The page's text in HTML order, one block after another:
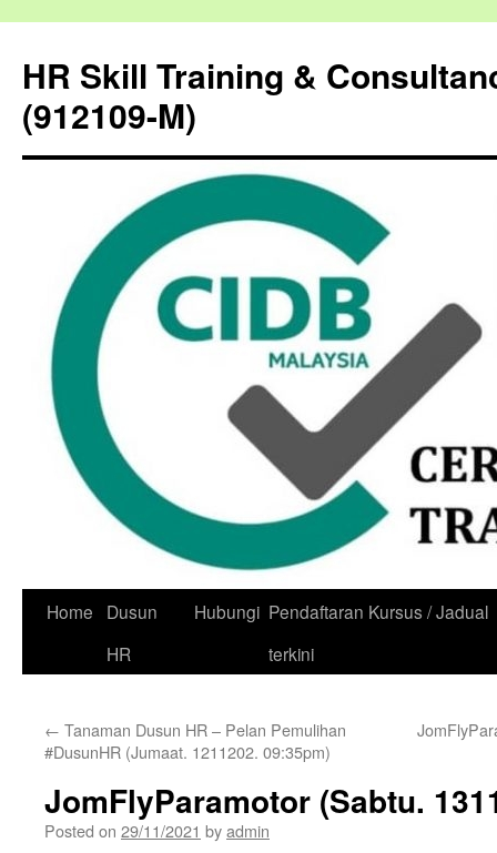
HR Skill Training &
(912109-M)
Skip
Home
Dusun
HR
Hubungi Pendaftaran Kursus / Jadual
terkini
← Tanaman Dusun HR – Pelan Pemulihan
#DusunHR (Jumaat. 1211202. 09:35pm)
JomFlyParamotor (Sabtu.
Posted on 29/11/2021 byadmin